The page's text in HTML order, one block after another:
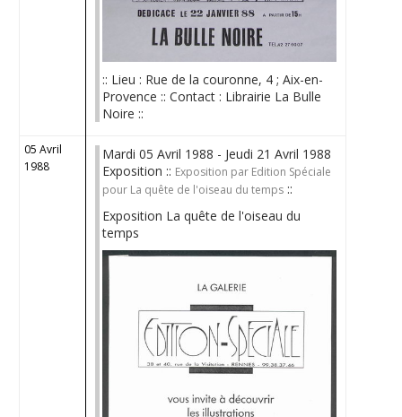
:: Lieu : Rue de la couronne, 4 ; Aix-en-
Provence :: Contact : Librairie La Bulle
Noire ::
05 Avril
1988
Mardi 05 Avril 1988 - Jeudi 21 Avril 1988
Exposition :: Exposition par Edition Spéciale
pour La quête de l'oiseau du temps ::
Exposition La quête de l'oiseau du
temps